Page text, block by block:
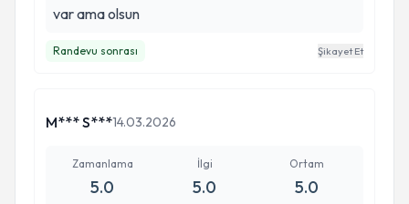
var ama olsun
Randevu sonrası Şikayet Et
M*** S***14.03.2026
Zamanlama
5.0
İlgi
5.0
Ortam
5.0